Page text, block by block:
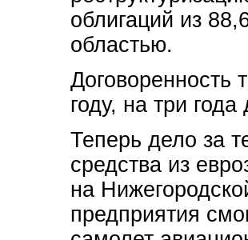
облигаций из
областью.
Договоренность
году, на три
Теперь дело за
средства из
на
предприятия